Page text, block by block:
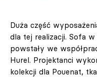
Duża część
dla tej realizacji. Sofa
powstały we
Hurel. Projektanci
kolekcji dla Pouenat,